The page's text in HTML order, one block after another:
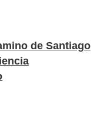
de Santiago